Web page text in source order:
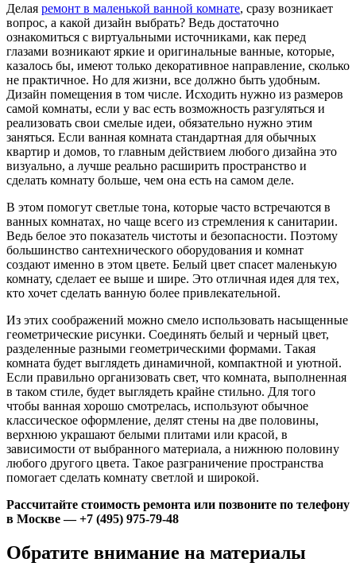
Делая ремонт в маленькой ванной комнате, сразу возникает
вопрос, а какой дизайн выбрать? Ведь достаточно
ознакомиться с виртуальными источниками, как перед
глазами возникают яркие и оригинальные ванные, которые,
казалось бы, имеют только декоративное направление, сколько
не практичное. Но для жизни, все должно быть удобным.
Дизайн помещения в том числе. Исходить нужно из размеров
самой комнаты, если у вас есть возможность разгуляться и
реализовать свои смелые идеи, обязательно нужно этим
заняться. Если ванная комната стандартная для обычных
квартир и домов, то главным действием любого дизайна это
визуально, а лучше реально расширить пространство и
сделать комнату больше, чем она есть на самом деле.
В этом помогут светлые тона, которые часто встречаются в
ванных комнатах, но чаще всего из стремления к санитарии.
Ведь белое это показатель чистоты и безопасности. Поэтому
большинство сантехнического оборудования и комнат
создают именно в этом цвете. Белый цвет спасет маленькую
комнату, сделает ее выше и шире. Это отличная идея для тех,
кто хочет сделать ванную более привлекательной.
Из этих соображений можно смело использовать насыщенные
геометрические рисунки. Соединять белый и черный цвет,
разделенные разными геометрическими формами. Такая
комната будет выглядеть динамичной, компактной и уютной.
Если правильно организовать свет, что комната, выполненная
в таком стиле, будет выглядеть крайне стильно. Для того
чтобы ванная хорошо смотрелась, используют обычное
классическое оформление, делят стены на две половины,
верхнюю украшают белыми плитами или красой, в
зависимости от выбранного материала, а нижнюю половину
любого другого цвета. Такое разграничение пространства
помогает сделать комнату светлой и широкой.
Рассчитайте стоимость ремонта или позвоните по телефону
в Москве — +7 (495) 975-79-48
Обратите внимание на материалы